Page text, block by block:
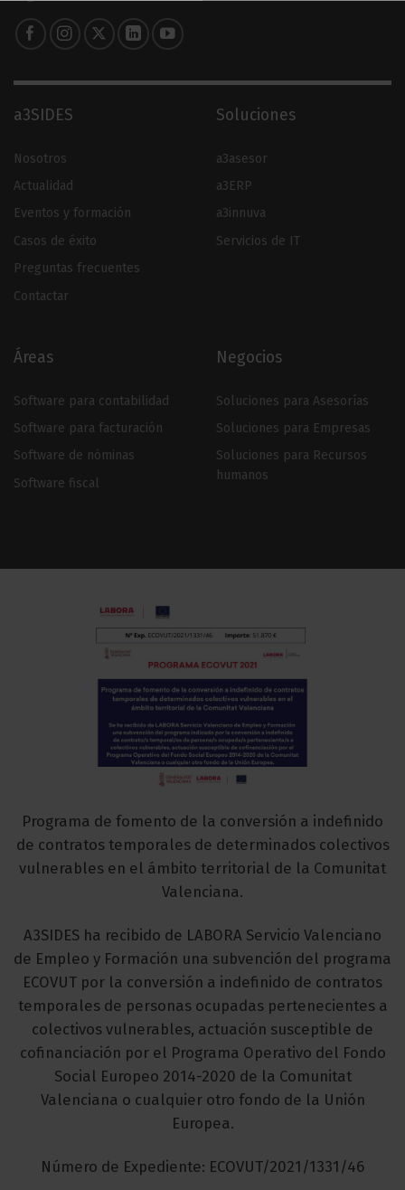
a3SIDES
Nosotros
Actualidad
Eventos y formación
Casos de éxito
Preguntas frecuentes
Contactar
Soluciones
a3asesor
a3ERP
a3innuva
Servicios de IT
Áreas
Software para contabilidad
Software para facturación
Software de nóminas
Software fiscal
Negocios
Soluciones para Asesorías
Soluciones para Empresas
Soluciones para Recursos
humanos
Programa de fomento de la conversión a indefinido
de contratos temporales de determinados colectivos
vulnerables en el ámbito territorial de la Comunitat
Valenciana.
A3SIDES ha recibido de LABORA Servicio Valenciano
de Empleo y Formación una subvención del programa
ECOVUT por la conversión a indefinido de contratos
temporales de personas ocupadas pertenecientes a
colectivos vulnerables, actuación susceptible de
cofinanciación por el Programa Operativo del Fondo
Social Europeo 2014-2020 de la Comunitat
Valenciana o cualquier otro fondo de la Unión
Europea.
Número de Expediente: ECOVUT/2021/1331/46